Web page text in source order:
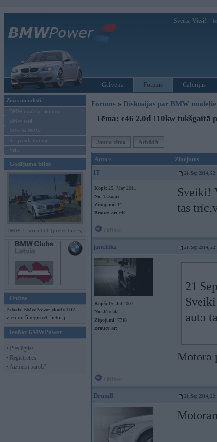
Sveiks, Viesi!
Galvenā Forums Galerijas
Ziņas un raksti
BMW modeļu jaunumi
BMW testi
Mēneša BMW
Sērijveida tūnings
Vel...
Gadījuma bilde
BMW 7. sērija F01 (preses bildes)
Online
Pašreiz BMWPower skatās 102
viesi un 5 reģistrēti lietotāji.
Ienākt BMWPower
• Pieslēgties
• Reģistrēties
• Aizmirsi paroli?
Forums » Diskusijas par BMW
Tēma: e46 2.0d 110kw tukšgaitā
Jauna tēma Atbildēt
Autors Ziņojums
IT 21. Sep 2014,
Kopš: 25. May 2011
No: Tukums
Ziņojumi: 11
Braucu ar: e46
Sveiki!
tas
janchikz 21. Sep 2014,
Kopš: 15. Jul 2007
No: Jūrmala
Ziņojumi: 7718
Braucu ar:
21
auto
Motora
DrumB 21. Sep 2014,